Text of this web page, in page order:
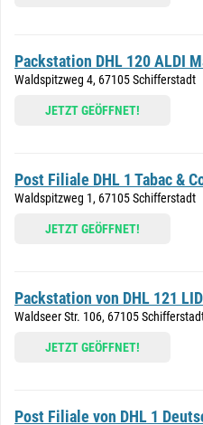
Packstation DHL 120 ALDI
Waldspitzweg 4, 67105 Schifferstadt
JETZT GEÖFFNET!
Post Filiale DHL 1 Tabac &
Waldspitzweg 1, 67105 Schifferstadt
JETZT GEÖFFNET!
Packstation von DHL 121
Waldseer Str. 106, 67105
JETZT GEÖFFNET!
Post Filiale von DHL 1